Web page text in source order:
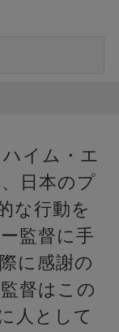
イム・エ
日本のプ
な行動を
監督に手
に感謝の
督はこの
人として